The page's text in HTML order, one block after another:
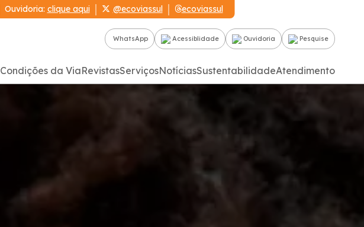
Ouvidoria: clique aqui @ecoviassul ecoviassul
WhatsApp Acessiblidade Ouvidoria Pesquise
Condições da ViaRevistasServiçosNotíciasSustentabilidadeAtendimento